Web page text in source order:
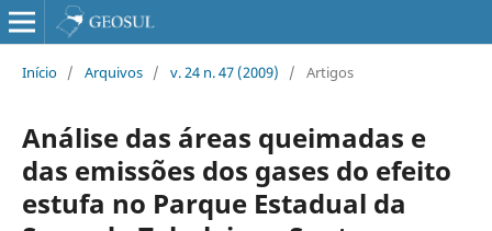
Início / Arquivos / v. 24 n. 47 (2009) / Artigos
Análise das áreas queimadas e
das emissões dos gases do efeito
estufa no Parque Estadual da